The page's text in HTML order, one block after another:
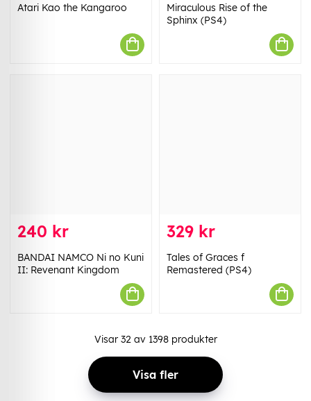
Atari Kao the Kangaroo
Miraculous Rise of the
Sphinx (PS4)
240 kr
BANDAI NAMCO Ni no Kuni
II: Revenant Kingdom
329 kr
Tales of Graces f
Remastered (PS4)
Visar 32av 1398produkter
Visa fler